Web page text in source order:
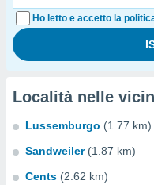
Ho letto e accetto la
Località nelle
Lussemburgo (1.77 km)
Sandweiler (1.87 km)
Cents (2.62 km)